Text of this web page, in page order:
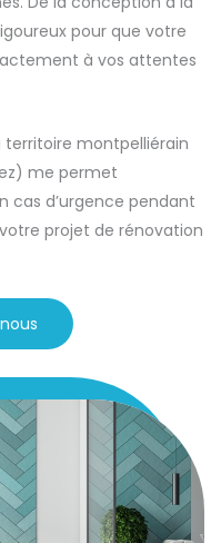
pour que votre
à vos attentes
montpelliérain
me permet
cas d’urgence pendant
projet de rénovation